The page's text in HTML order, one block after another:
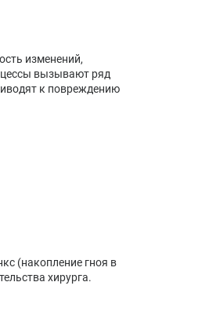
изменений,
вызывают ряд
к повреждению
(накопление гноя в
хирурга.